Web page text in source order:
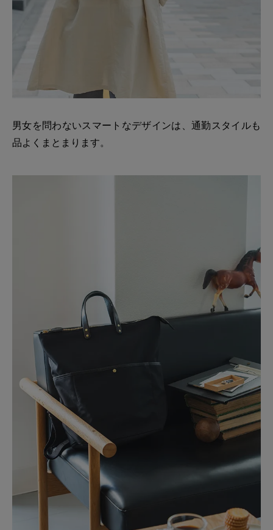
男女を問わないスマートなデザインは、通勤スタイルも
品よくまとまります。